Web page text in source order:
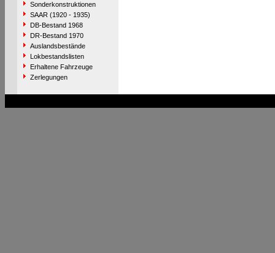
Sonderkonstruktionen
SAAR (1920 - 1935)
DB-Bestand 1968
DR-Bestand 1970
Auslandsbestände
Lokbestandslisten
Erhaltene Fahrzeuge
Zerlegungen